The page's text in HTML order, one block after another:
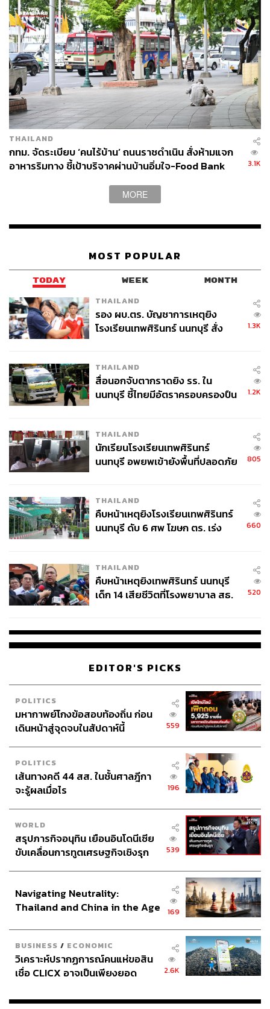
เย็นตรงจากโรงงาน [ADVERTORIAL]
THAILAND
กทม. จัดระเบียบ ‘คนไร้บ้าน’ ถนนราชดำเนิน สั่งห้ามแจก
อาหารริมทาง ชี้เป้าบริจาคผ่านบ้านอิ่มใจ-Food Bank
3.1K
MORE
MOST POPULAR
TODAY WEEK MONTH
THAILAND
รอง ผบ.ตร. บัญชาการเหตุยิง
โรงเรียนเทพศิรินทร์ นนทบุรี สั่ง
1.3K
THAILAND
สื่อนอกจับตากราดยิง รร. ใน
นนทบุรี ชี้ไทยมีอัตราครอบครองปืน
1.2K
THAILAND
นักเรียนโรงเรียนเทพศิรินทร์
นนทบุรี อพยพเข้ายังพื้นที่ปลอดภัย
805
THAILAND
คืบหน้าเหตุยิงโรงเรียนเทพศิรินทร์
นนทบุรี ดับ 6 ศพ โฆษก ตร. เร่ง
660
THAILAND
คืบหน้าเหตุยิงเทพศิรินทร์ นนทบุรี
เด็ก 14 เสียชีวิตที่โรงพยาบาล สธ.
520
EDITOR'S PICKS
POLITICS
มหากาพย์โกงข้อสอบท้องถิ่น ก่อน
เดินหน้าสู่จุดจบในสัปดาห์นี้
559
POLITICS
เส้นทางคดี 44 สส. ในชั้นศาลฎีกา
จะรู้ผลเมื่อไร
196
WORLD
สรุปภารกิจอนุทิน เยือนอินโดนีเซีย
ขับเคลื่อนการทูตเศรษฐกิจเชิงรุก
539
Navigating Neutrality:
Thailand and China in the Age
169
BUSINESS / ECONOMIC
วิเคราะห์ปรากฏการณ์คนแห่ขอสิน
เชื่อ CLICX อาจเป็นเพียงยอด
เรือนไทยที่ถูกซุกไว้
2.6K